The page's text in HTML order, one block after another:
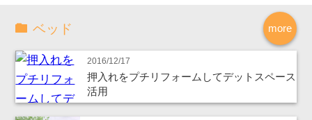
more
ベッド
2016/12/17
押入れをプチリフォームしてデットスペース
活用